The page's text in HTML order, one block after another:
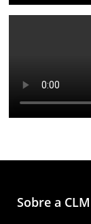
Sobre a